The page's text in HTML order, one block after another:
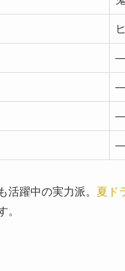
活躍中の実力派。 夏ド
。